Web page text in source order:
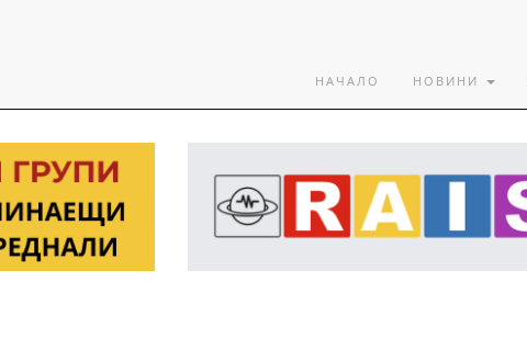
НАЧАЛО НОВИНИ